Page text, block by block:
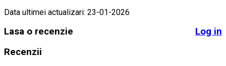
Data ultimei actualizari: 23-01-2026
Lasa o recenzie
Log in
Recenzii